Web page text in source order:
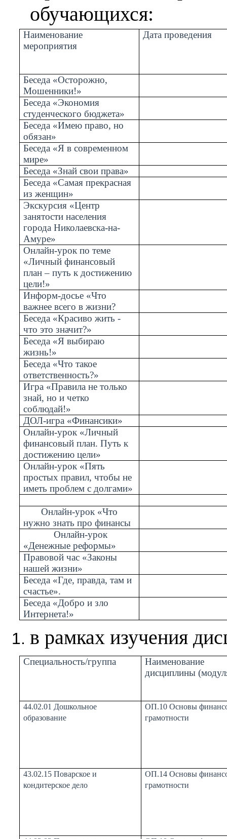
обучающихся:
Наименование
мероприятия
Дата проведения
Беседа «Осторожно,
Мошенники!»
Беседа «Экономия
студенческого бюджета»
Беседа «Имею право, но
обязан»
Беседа «Я в современном
мире»
Беседа «Знай свои права»
Беседа «Самая прекрасная
из женщин»
Экскурсия «Центр
занятости населения
города Николаевска-на-
Амуре»
Онлайн-урок по теме
«Личный финансовый
план – путь к достижению
цели!»
Информ-досье «Что
важнее всего в жизни?
Беседа «Красиво жить -
что это значит?»
Беседа «Я выбираю
жизнь!»
Беседа «Что такое
ответственность?»
Игра «Правила не только
знай, но и четко
соблюдай!»
ДОЛ-игра «Финансики»
Онлайн-урок «Личный
финансовый план. Путь к
достижению цели»
Онлайн-урок «Пять
простых правил, чтобы не
иметь проблем с долгами»
Онлайн-урок «Что
нужно знать про финансы
Онлайн-урок
«Денежные реформы»
Правовой час «Законы
нашей жизни»
Беседа «Где, правда, там и
счастье».
Беседа «Добро и зло
Интернета!»
в рамках изучения
Специальность/группа
Наименование
дисциплины
44.02.01 Дошкольное
образование
ОП.10 Основы
грамотности
43.02.15 Поварское и
кондитерское дело
ОП.14 Основы
грамотности